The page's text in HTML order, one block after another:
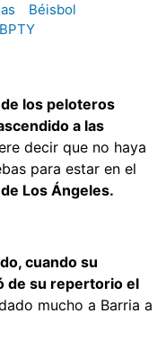
Béisbol
los peloteros
a las
decir que no haya
para estar en el
Los Ángeles.
cuando su
de su repertorio el
mucho a Barria a